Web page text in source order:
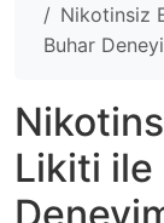
Nikotinsiz
Buhar
Likiti ile